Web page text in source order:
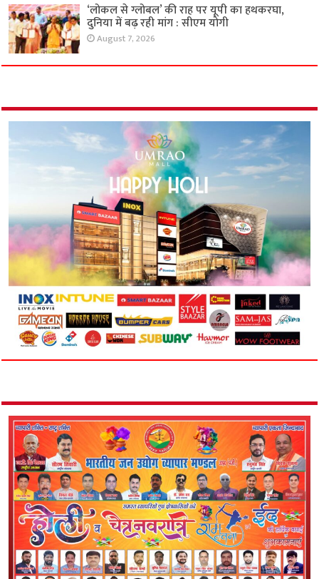
‘लोकल से ग्लोबल’ की राह पर यूपी का हथकरघा,
दुनिया में बढ़ रही मांग : सीएम योगी
August 7, 2026